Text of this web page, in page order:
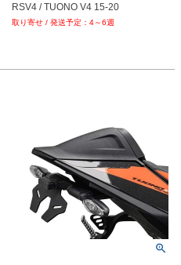
RSV4 / TUONO V4 15-20
4～6週